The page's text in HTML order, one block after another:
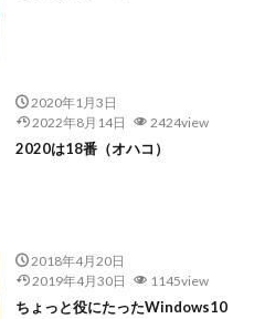
2020年1月3日
2022年8月14日
2424view
2020は18番（オハコ）
2018年4月20日
2019年4月30日
1145view
ちょっと役にたったWindows10